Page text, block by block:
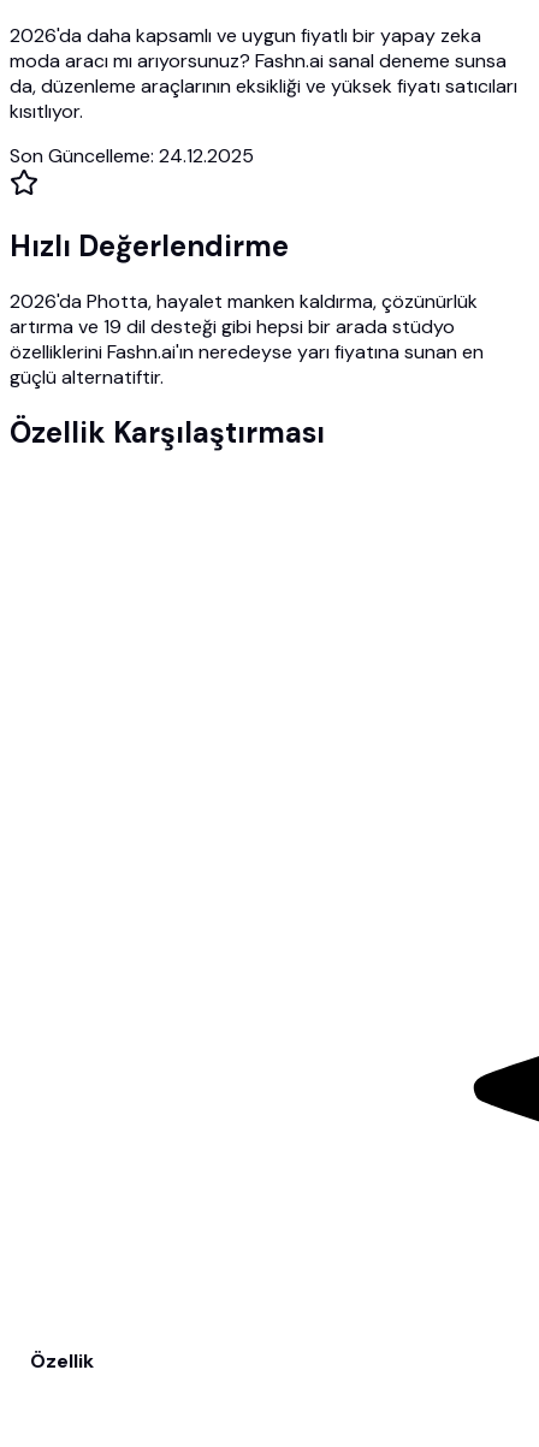
2026'da daha kapsamlı ve uygun fiyatlı bir yapay zeka
moda aracı mı arıyorsunuz? Fashn.ai sanal deneme sunsa
da, düzenleme araçlarının eksikliği ve yüksek fiyatı satıcıları
kısıtlıyor.
Son Güncelleme: 24.12.2025
Hızlı Değerlendirme
2026'da Photta, hayalet manken kaldırma, çözünürlük
artırma ve 19 dil desteği gibi hepsi bir arada stüdyo
özelliklerini Fashn.ai'ın neredeyse yarı fiyatına sunan en
güçlü alternatiftir.
Özellik Karşılaştırması
Özellik